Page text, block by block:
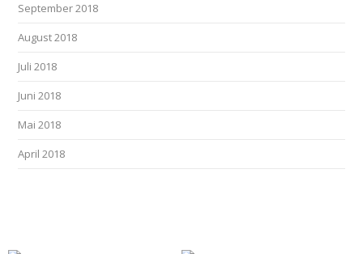
September 2018
August 2018
Juli 2018
Juni 2018
Mai 2018
April 2018